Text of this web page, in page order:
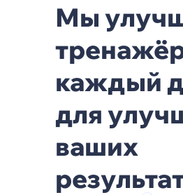
Мы
каждый
для
ваших